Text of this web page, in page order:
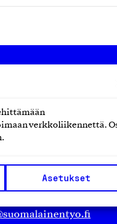
verkkoliikennettä.
Asetukset
työ ry